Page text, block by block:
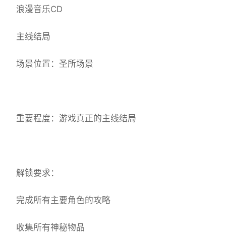
浪漫音乐CD
主线结局
场景位置：圣所场景
重要程度：游戏真正的主线结局
解锁要求：
完成所有主要角色的攻略
收集所有神秘物品